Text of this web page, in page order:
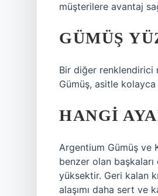
müşterilere avantaj
GÜMÜŞ
Bir diğer renklendirici
Gümüş, asitle
HANGI
Argentium Gümüş ve
benzer olan
yüksektir. Geri kalan
alaşımı daha sert ve